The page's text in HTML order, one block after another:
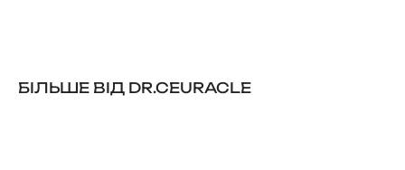
БІЛЬШЕ ВІД DR.CEURACLE